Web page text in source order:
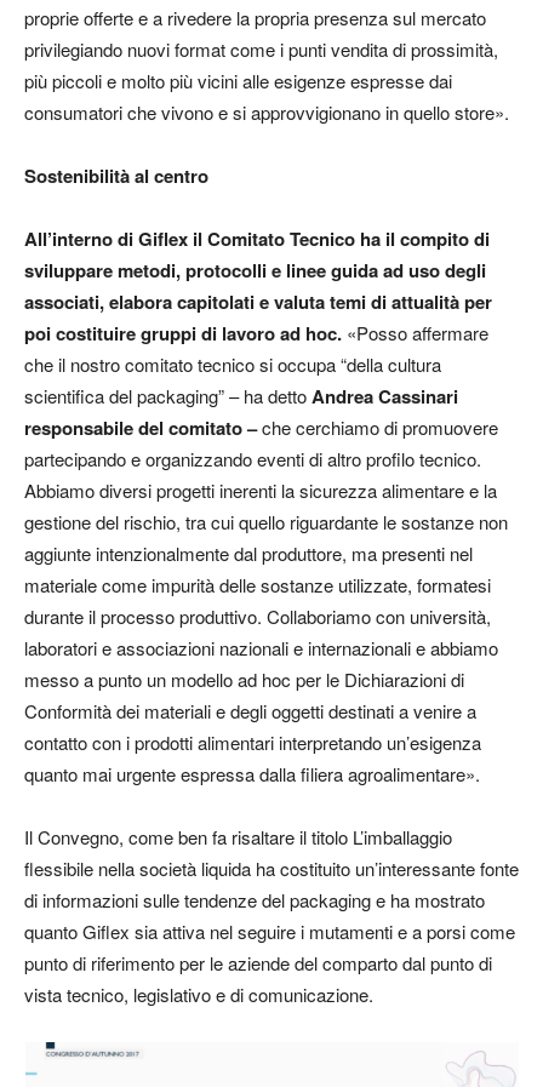
proprie offerte e a rivedere la propria presenza sul mercato
privilegiando nuovi format come i punti vendita di prossimità,
più piccoli e molto più vicini alle esigenze espresse dai
consumatori che vivono e si approvvigionano in quello store».
Sostenibilità al centro
All’interno di Giflex il Comitato Tecnico ha il compito di
sviluppare metodi, protocolli e linee guida ad uso degli
associati, elabora capitolati e valuta temi di attualità per
poi costituire gruppi di lavoro ad hoc. «Posso affermare
che il nostro comitato tecnico si occupa “della cultura
scientifica del packaging” – ha dettoAndrea Cassinari
responsabile del comitato–che cerchiamo di promuovere
partecipando e organizzando eventi di altro profilo tecnico.
Abbiamo diversi progetti inerenti la sicurezza alimentare e la
gestione del rischio, tra cui quello riguardante le sostanze non
aggiunte intenzionalmente dal produttore, ma presenti nel
materiale come impurità delle sostanze utilizzate, formatesi
durante il processo produttivo. Collaboriamo con università,
laboratori e associazioni nazionali e internazionali e abbiamo
messo a punto un modello ad hoc per le Dichiarazioni di
Conformità dei materiali e degli oggetti destinati a venire a
contatto con i prodotti alimentari interpretando un’esigenza
quanto mai urgente espressa dalla filiera agroalimentare».
Il Convegno, come ben fa risaltare il titolo L’imballaggio
flessibile nella società liquida ha costituito un’interessante fonte
di informazioni sulle tendenze del packaging e ha mostrato
quanto Giflex sia attiva nel seguire i mutamenti e a porsi come
punto di riferimento per le aziende del comparto dal punto di
vista tecnico, legislativo e di comunicazione.